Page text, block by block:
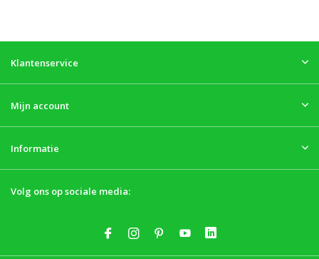
Klantenservice
Mijn account
Informatie
Volg ons op sociale media: